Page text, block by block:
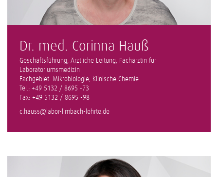
Dr. med. Corinna Hauß
Geschäftsführung, Ärztliche Leitung, Fachärztin für
Laboratoriumsmedizin
Fachgebiet: Mikrobiologie, Klinische Chemie
Tel.: +49 5132 / 8695 -73
Fax: +49 5132 / 8695 -98
c.hauss@labor-limbach-lehrte.de